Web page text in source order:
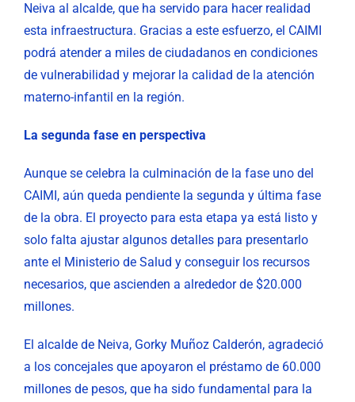
Neiva al alcalde, que ha servido para hacer realidad
esta infraestructura. Gracias a este esfuerzo, el CAIMI
podrá atender a miles de ciudadanos en condiciones
de vulnerabilidad y mejorar la calidad de la atención
materno-infantil en la región.
La segunda fase en perspectiva
Aunque se celebra la culminación de la fase uno del
CAIMI, aún queda pendiente la segunda y última fase
de la obra. El proyecto para esta etapa ya está listo y
solo falta ajustar algunos detalles para presentarlo
ante el Ministerio de Salud y conseguir los recursos
necesarios, que ascienden a alrededor de $20.000
millones.
El alcalde de Neiva, Gorky Muñoz Calderón, agradeció
a los concejales que apoyaron el préstamo de 60.000
millones de pesos, que ha sido fundamental para la